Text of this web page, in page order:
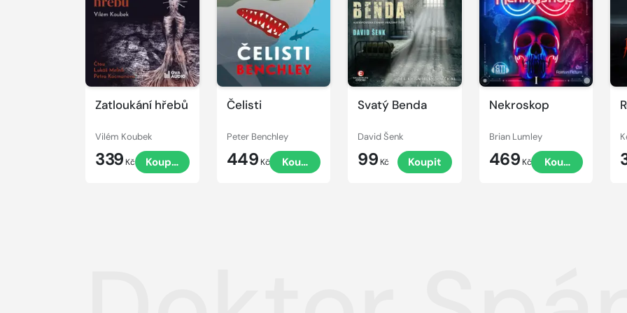
Zatloukání hřebů
Vilém Koubek
339 Kč Koupit
ukázku
Čelisti
Peter Benchley
449 Kč Koupit
ukázku
Svatý Benda
David Šenk
99 Kč Koupit
ukázku
Nekroskop
Brian Lumley
469 Kč Koupit
ukázku